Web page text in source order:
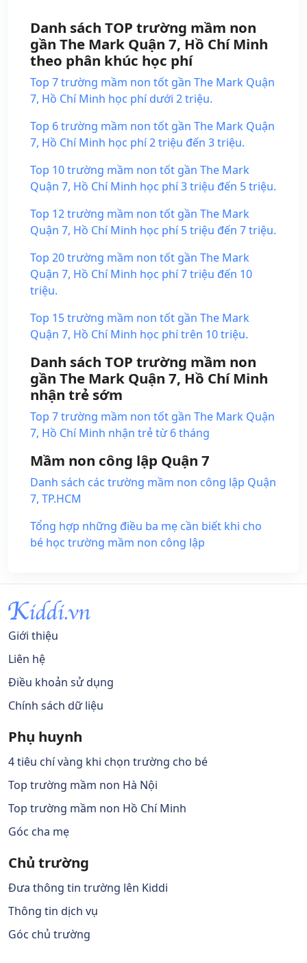
Danh sách TOP trường mầm non
gần The Mark Quận 7, Hồ Chí Minh
theo phân khúc học phí
Top 7 trường mầm non tốt gần The Mark Quận
7, Hồ Chí Minh học phí dưới 2 triệu.
Top 6 trường mầm non tốt gần The Mark Quận
7, Hồ Chí Minh học phí 2 triệu đến 3 triệu.
Top 10 trường mầm non tốt gần The Mark
Quận 7, Hồ Chí Minh học phí 3 triệu đến 5 triệu.
Top 12 trường mầm non tốt gần The Mark
Quận 7, Hồ Chí Minh học phí 5 triệu đến 7 triệu.
Top 20 trường mầm non tốt gần The Mark
Quận 7, Hồ Chí Minh học phí 7 triệu đến 10
triệu.
Top 15 trường mầm non tốt gần The Mark
Quận 7, Hồ Chí Minh học phí trên 10 triệu.
Danh sách TOP trường mầm non
gần The Mark Quận 7, Hồ Chí Minh
nhận trẻ sớm
Top 7 trường mầm non tốt gần The Mark Quận
7, Hồ Chí Minh nhận trẻ từ 6 tháng
Mầm non công lập Quận 7
Danh sách các trường mầm non công lập Quận
7, TP.HCM
Tổng hợp những điều ba mẹ cần biết khi cho
bé học trường mầm non công lập
Giới thiệu
Liên hệ
Điều khoản sử dụng
Chính sách dữ liệu
Phụ huynh
4 tiêu chí vàng khi chọn trường cho bé
Top trường mầm non Hà Nội
Top trường mầm non Hồ Chí Minh
Góc cha mẹ
Chủ trường
Đưa thông tin trường lên Kiddi
Thông tin dịch vụ
Góc chủ trường